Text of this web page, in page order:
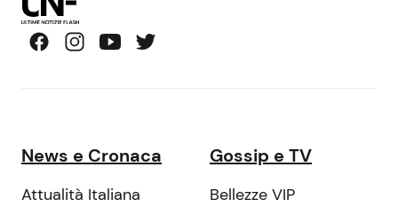
News e Cronaca
Attualità Italiana
Gossip e TV
Bellezze VIP